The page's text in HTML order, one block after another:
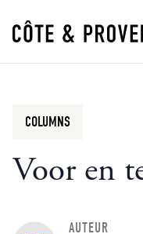
Voor en
COLUMNS
AUTEUR